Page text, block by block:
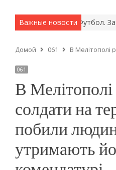
Важные новости
методы. Футбол.
Домой 061 В Мелітополі
061
В Мелітополі
солдати на
побили
утримають